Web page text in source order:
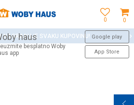
0
0
haus
besplatno Woby
app
Google play
App Store
NAGRAĐUJE SVAKU KUPOVINU!